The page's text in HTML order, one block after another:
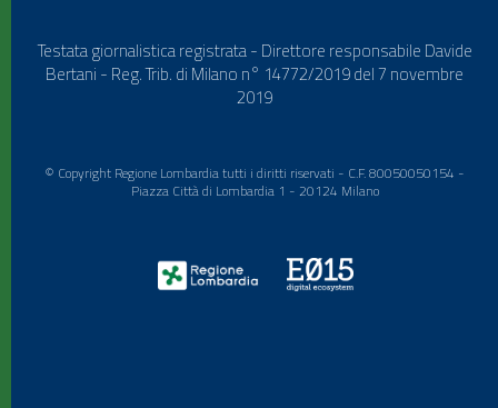
Testata giornalistica registrata - Direttore responsabile Davide
Bertani - Reg. Trib. di Milano n° 14772/2019 del 7 novembre
2019
© Copyright Regione Lombardia tutti i diritti riservati - C.F. 80050050154 -
Piazza Città di Lombardia 1 - 20124 Milano